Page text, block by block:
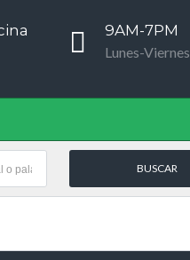
9AM-7PM
Lunes-Viernes